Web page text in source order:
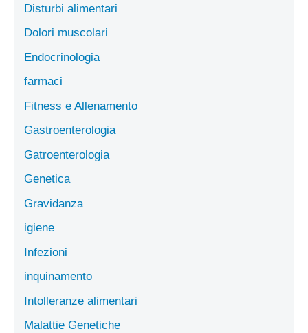
Disturbi alimentari
Dolori muscolari
Endocrinologia
farmaci
Fitness e Allenamento
Gastroenterologia
Gatroenterologia
Genetica
Gravidanza
igiene
Infezioni
inquinamento
Intolleranze alimentari
Malattie Genetiche